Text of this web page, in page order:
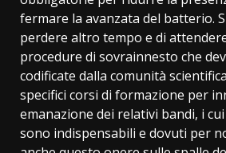
fermare la avanzata del batterio.
perdere altro tempo e di
procedure di sovrainnesto che
codificate dalla comunità
specifici corsi di formazione per
emanazione dei relativi bandi, i
sono indispensabili e dovuti per